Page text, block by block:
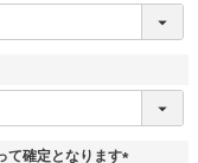
て確定となります